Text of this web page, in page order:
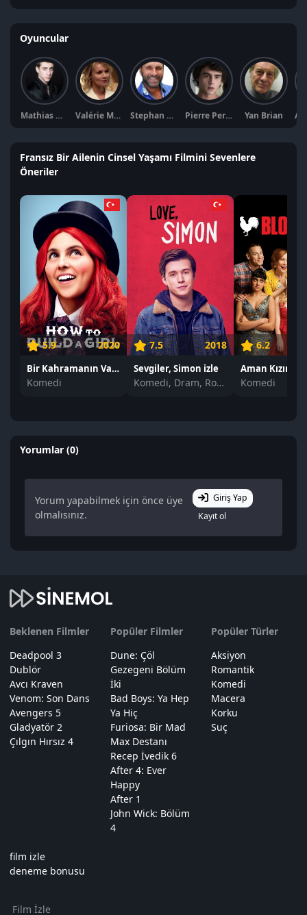
Oyuncular
Mathias Melloul Valérie Maës Stephan Hersoen Pierre Perrier Yan Brian
Fransız Bir Ailenin Cinsel Yaşamı Filmini Sevenlere
Öneriler
5.9 2020
Bir Kahramanın Varoluşu izle
Komedi
7.5 2018
Sevgiler, Simon izle
Komedi, Dram, Romantik
6.2
Aman Kızım!
Komedi
Yorumlar (0)
Yorum yapabilmek için önce üye
olmalısınız.
Giriş Yap
Kayıt ol
Beklenen Filmler
Deadpool 3
Dublör
Avcı Kraven
Venom: Son Dans
Avengers 5
Gladyatör 2
Çılgın Hırsız 4
Popüler Filmler
Dune: Çöl
Gezegeni Bölüm
İki
Bad Boys: Ya Hep
Ya Hiç
Furiosa: Bir Mad
Max Destanı
Recep İvedik 6
After 4: Ever
Happy
After 1
John Wick: Bölüm
4
Popüler Türler
Aksiyon
Romantik
Komedi
Macera
Korku
Suç
film izle
deneme bonusu
Film İzle